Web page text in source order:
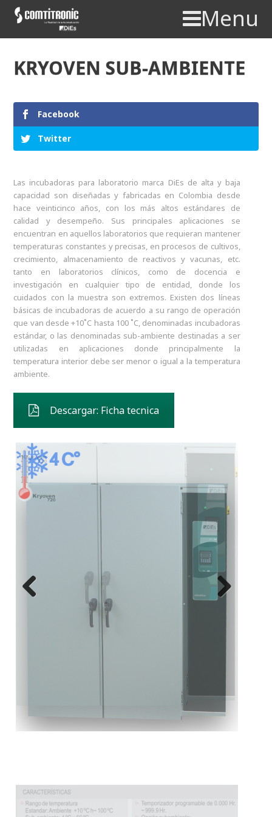
Menu
KRYOVEN SUB-AMBIENTE
Facebook
Twitter
Las incubadoras para laboratorio marca DiEs de alta y baja
capacidad son diseñadas y fabricadas en Colombia desde
hace veinticinco años, con los más altos estándares de
calidad y desempeño. Sus principales aplicaciones se
encuentran en aquellos laboratorios que requieran mantener
temperaturas constantes y precisas, en procesos de cultivos,
crecimiento, almacenamiento de reactivos y vacunas, etc.
tanto en laboratorios clínicos, como de docencia e
investigación en cualquier tipo de entidad, donde los
cuidados con la muestra son extremos. Existen dos líneas
básicas de incubadoras de acuerdo a su rango de operación
que van desde +10˚C hasta 100 ˚C, denominadas incubadoras
estándar, o las denominadas sub-ambiente destinadas a ser
utilizadas en aplicaciones donde principalmente la
temperatura interior debe ser menor o igual a la temperatura
ambiente.
Descargar: Ficha tecnica